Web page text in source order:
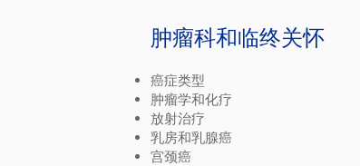
肿瘤科和临终关怀
癌症类型
肿瘤学和化疗
放射治疗
乳房和乳腺癌
宫颈癌